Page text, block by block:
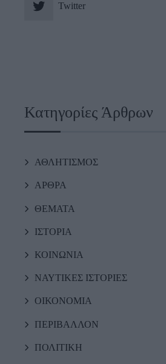
Twitter
Κατηγορίες Άρθρων
ΑΘΛΗΤΙΣΜΟΣ
ΑΡΘΡΑ
ΘΕΜΑΤΑ
ΙΣΤΟΡΙΑ
ΚΟΙΝΩΝΙΑ
ΝΑΥΤΙΚΕΣ ΙΣΤΟΡΙΕΣ
ΟΙΚΟΝΟΜΙΑ
ΠΕΡΙΒΑΛΛΟΝ
ΠΟΛΙΤΙΚΗ